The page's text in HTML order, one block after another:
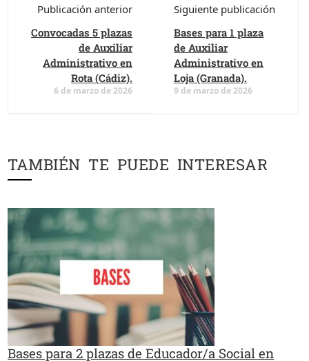
Publicación anterior
Convocadas 5 plazas
de Auxiliar
Administrativo en
Rota (Cádiz).
6 de marzo de 2026
Siguiente publicación
Bases para 1 plaza
de Auxiliar
Administrativo en
Loja (Granada).
9 de marzo de 2026
TAMBIÉN TE PUEDE INTERESAR
Bases para 2 plazas de Educador/a Social en